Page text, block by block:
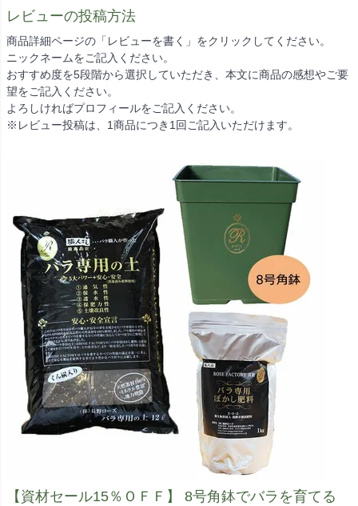
レビューの投稿方法
商品詳細ページの「レビューを書く」をクリックしてください。
ニックネームをご記入ください。
おすすめ度を5段階から選択していただき、本文に商品の感想やご要
望をご記入ください。
よろしければプロフィールをご記入ください。
※レビュー投稿は、1商品につき1回ご記入いただけます。
【資材セール15％ＯＦＦ】 8号角鉢でバラを育てる